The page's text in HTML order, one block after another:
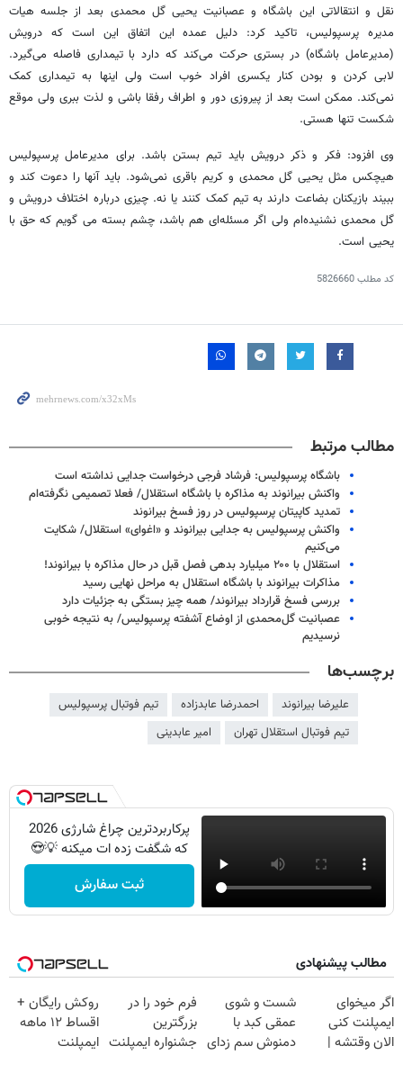
نقل و انتقالاتی این باشگاه و عصبانیت یحیی گل محمدی بعد از جلسه هیات
مدیره پرسپولیس، تاکید کرد: دلیل عمده این اتفاق این است که درویش
(مدیرعامل باشگاه) در بستری حرکت می‌کند که دارد باتیمداری فاصله می‌گیرد.
لابی کردن و بودن کنار یکسری افراد خوب است ولی اینها به تیمداریکمک
نمی‌کند. ممکن است بعد از پیروزیدور و اطراف رفقا باشیو لذت ببریولی موقع
شکست تنها هستی.
وی افزود: فکر و ذکر درویش باید تیم بستن باشد. برای مدیرعامل پرسپولیس
هیچکس مثل یحیی گل محمدی و کریم باقری نمی‌شود. باید آنها را دعوت کند و
ببیند بازیکنان بضاعت دارند بهتیم کمک کنند یا نه. چیزی درباره اختلاف درویش و
گل محمدی نشنیده‌ام ولی اگر مسئله‌ای هم باشد، چشم بسته می گویمکه حق با
یحیی است.
کد مطلب5826660
مطالب مرتبط
باشگاه پرسپولیس: فرشاد فرجی درخواست جدایی نداشته است
واکنش بیرانوند به مذاکره با باشگاه استقلال/ فعلا تصمیمی نگرفته‌ام
تمدید کاپیتان پرسپولیس در روز فسخ بیرانوند
واکنش پرسپولیس به جدایی بیرانوند و «اغوای» استقلال/ شکایت
می‌کنیم
استقلال با ۲۰۰ میلیارد بدهی فصل قبل در حال مذاکره با بیرانوند!
مذاکرات بیرانوند با باشگاه استقلال به مراحل نهایی رسید
بررسی فسخ قرارداد بیرانوند/ همه چیز بستگی به جزئیات دارد
عصبانیت گل‌محمدی از اوضاع آشفته پرسپولیس/ به نتیجه خوبی
نرسیدیم
برچسب‌ها
علیرضا بیرانوند احمدرضا عابدزاده
تیم فوتبال پرسپولیس
تیم فوتبال استقلال تهران
امیر عابدینی
پرکاربردترین چراغ شارژی 2026
که شگفت زده ات میکنه 💡😍
ثبت سفارش
مطالب پیشنهادی
اگر میخوای
ایمپلنت کنی
الان وقتشه |
شست و شوی
عمقی کبد با
دمنوش سم زدای
فرم خود را در
بزرگترین
جشنواره ایمپلنت
روکش رایگان +
اقساط ۱۲ ماهه
ایمپلنت